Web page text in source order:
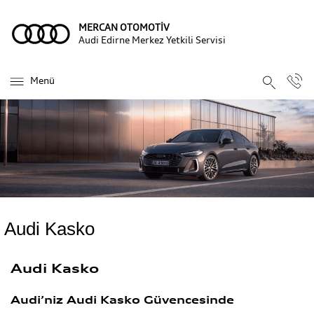
MERCAN OTOMOTİV
Audi Edirne Merkez Yetkili Servisi
Menü
Audi Kasko
Audi Kasko
Audi’niz Audi Kasko Güvencesinde